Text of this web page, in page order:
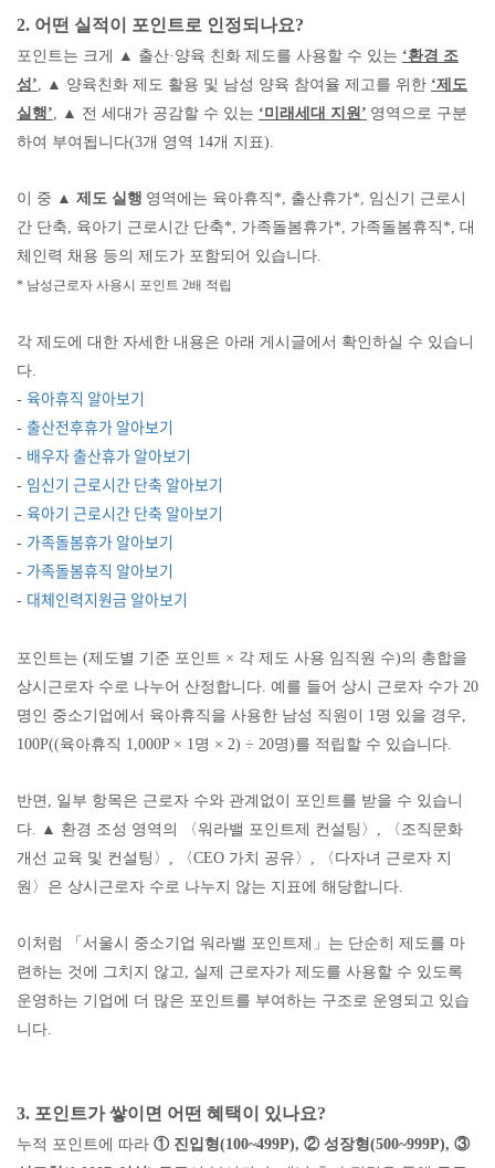
2. 어떤 실적이 포인트로 인정되나요?
포인트는 크게 ▲ 출산· 양육 친화 제도를 사용할 수 있는 ‘환경 조
성’, ▲ 양육친화 제도 활용 및 남성 양육 참여율 제고를 위한 ‘제도
실행’, ▲ 전 세대가 공감할 수 있는 ‘미래세대 지원 ’ 영역으로 구분
하여 부여됩니다(3개 영역 14개 지표).
이 중 ▲ 제도 실행 영역에는 육아휴직 *, 출산휴가*, 임신기 근로시
간 단축, 육아기 근로시간 단축*, 가족돌봄휴가*, 가족돌봄휴직 *, 대
체인력 채용 등의 제도가 포함되어 있습니다.
* 남성근로자 사용시 포인트 2배 적립
각 제도에 대한 자세한 내용은 아래 게시글에서 확인하실 수 있습니
다.
- 육아휴직 알아보기
- 출산전후휴가 알아보기
- 배우자 출산휴가 알아보기
- 임신기 근로시간 단축 알아보기
- 육아기 근로시간 단축 알아보기
- 가족돌봄휴가 알아보기
- 가족돌봄휴직 알아보기
- 대체인력지원금 알아보기
포인트는 (제도별 기준 포인트 × 각 제도 사용 임직원 수)의 총합을
상시근로자 수로 나누어 산정합니다. 예를 들어 상시 근로자 수가 20
명인 중소기업에서 육아휴직을 사용한 남성 직원이 1명 있을 경우,
100P((육아휴직 1,000P × 1명 × 2) ÷ 20명)를 적립할 수 있습니다.
반면 , 일부 항목은 근로자 수와 관계없이 포인트를 받을 수 있습니
다. ▲ 환경 조성 영역의 〈워라밸 포인트제 컨설팅 〉 , 〈 조직문화
개선 교육 및 컨설팅 〉 , 〈CEO 가치 공유 〉 , 〈 다자녀 근로자 지
원 〉 은 상시근로자 수로 나누지 않는 지표에 해당합니다.
이처럼 「 서울시 중소기업 워라밸 포인트제 」 는 단순히 제도를 마
련하는 것에 그치지 않고, 실제 근로자가 제도를 사용할 수 있도록
운영하는 기업에 더 많은 포인트를 부여하는 구조로 운영되고 있습
니다.
3. 포인트가 쌓이면 어떤 혜택이 있나요?
누적 포인트에 따라 ① 진입형(100~499P), ② 성장형(500~999P), ③